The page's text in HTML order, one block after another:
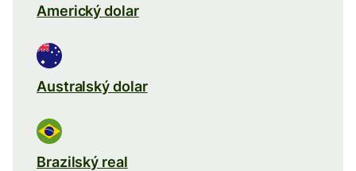
Americký dolar
Australský dolar
Brazilský real